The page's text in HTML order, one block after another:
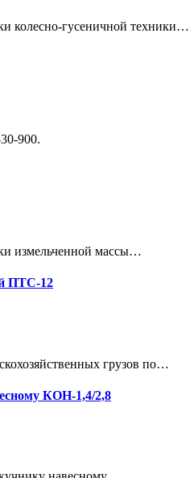
колесно-гусеничной техники…
900.
измельченной массы…
ПТС-12
грузов по…
КОН-1,4/2,8